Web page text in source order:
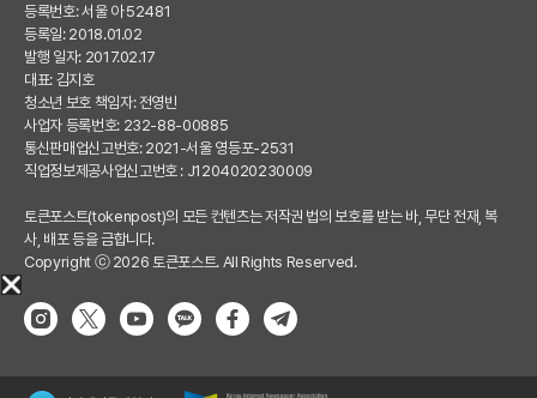
등록번호: 서울 아 52481
등록일: 2018.01.02
발행 일자: 2017.02.17
대표: 김지호
청소년 보호 책임자: 전영빈
사업자 등록번호: 232-88-00885
통신판매업신고번호: 2021-서울 영등포-2531
직업정보제공사업신고번호 : J1204020230009
토큰포스트(tokenpost)의 모든 컨텐츠는 저작권 법의 보호를 받는 바, 무단 전재, 복
사, 배포 등을 금합니다.
Copyright ⓒ 2026 토큰포스트. All Rights Reserved.